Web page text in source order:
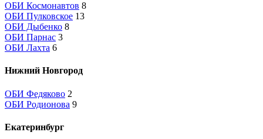
ОБИ Космонавтов 8
ОБИ Пулковское 13
ОБИ Дыбенко 8
ОБИ Парнас 3
ОБИ Лахта 6
Нижний Новгород
ОБИ Федяково 2
ОБИ Родионова 9
Екатеринбург